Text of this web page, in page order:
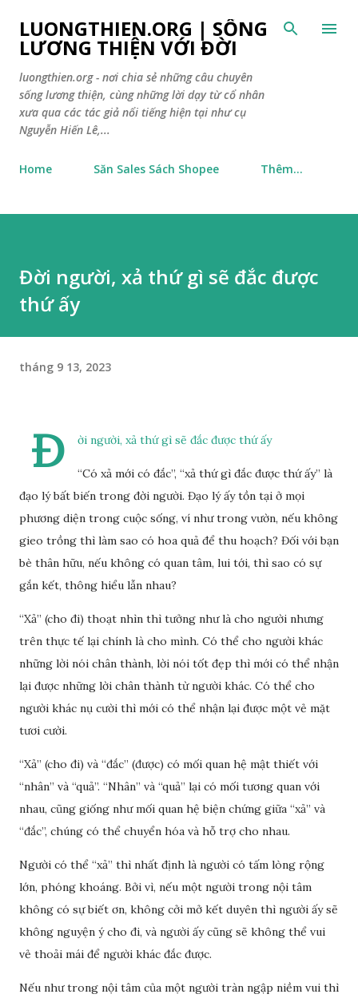
Chuyển đến nội dung chính
LUONGTHIEN.ORG | SỐNG
LƯƠNG THIỆN VỚI ĐỜI
luongthien.org - nơi chia sẻ những câu chuyên
sống lương thiện, cùng những lời dạy từ cổ nhân
xưa qua các tác giả nổi tiếng hiện tại như cụ
Nguyễn Hiến Lê,...
Home Săn Sales Sách Shopee Thêm…
Đời người, xả thứ gì sẽ đắc được
thứ ấy
tháng 9 13, 2023
Đ ời người, xả thứ gì sẽ đắc được thứ ấy
“Có xả mới có đắc”, “xả thứ gì đắc được thứ ấy” là
đạo lý bất biến trong đời người. Đạo lý ấy tồn tại ở mọi
phương diện trong cuộc sống, ví như trong vườn, nếu không
gieo trồng thì làm sao có hoa quả để thu hoạch? Đối với bạn
bè thân hữu, nếu không có quan tâm, lui tới, thì sao có sự
gắn kết, thông hiểu lẫn nhau?
“Xả” (cho đi) thoạt nhìn thì tưởng như là cho người nhưng
trên thực tế lại chính là cho mình. Có thể cho người khác
những lời nói chân thành, lời nói tốt đẹp thì mới có thể nhận
lại được những lời chân thành từ người khác. Có thể cho
người khác nụ cười thì mới có thể nhận lại được một vẻ mặt
tươi cười.
“Xả” (cho đi) và “đắc” (được) có mối quan hệ mật thiết với
“nhân” và “quả”. “Nhân” và “quả” lại có mối tương quan với
nhau, cũng giống như mối quan hệ biện chứng giữa “xả” và
“đắc”, chúng có thể chuyển hóa và hỗ trợ cho nhau.
Người có thể “xả” thì nhất định là người có tấm lòng rộng
lớn, phóng khoáng. Bởi vì, nếu một người trong nội tâm
không có sự biết ơn, không cởi mở kết duyên thì người ấy sẽ
không nguyện ý cho đi, và người ấy cũng sẽ không thể vui
vẻ thoải mái để người khác đắc được.
Nếu như trong nội tâm của một người tràn ngập niềm vui thì